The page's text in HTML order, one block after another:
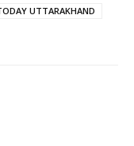
UTTARAKHAND